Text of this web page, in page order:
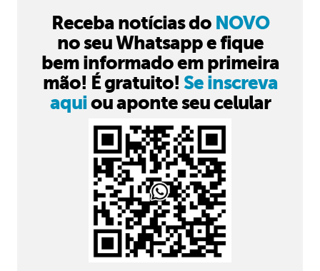
Receba notícias do NOVO
no seu Whatsapp e fique
bem informado em primeira
mão! É gratuito! Se inscreva
aquiou aponte seu celular